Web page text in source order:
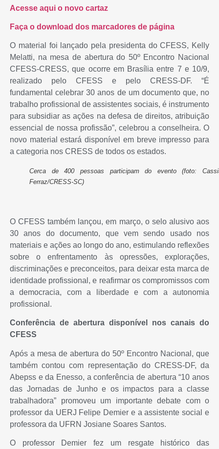
Acesse aqui o novo cartaz
Faça o download dos marcadores de página
O material foi lançado pela presidenta do CFESS, Kelly
Melatti, na mesa de abertura do 50º Encontro Nacional
CFESS-CRESS, que ocorre em Brasília entre 7 e 10/9,
realizado pelo CFESS e pelo CRESS-DF. “É
fundamental celebrar 30 anos de um documento que, no
trabalho profissional de assistentes sociais, é instrumento
para subsidiar as ações na defesa de direitos, atribuição
essencial de nossa profissão”, celebrou a conselheira. O
novo material estará disponível em breve impresso para
a categoria nos CRESS de todos os estados.
Cerca de 400 pessoas participam do evento (foto:
Ferraz/CRESS-SC)
O CFESS também lançou, em março, o selo alusivo aos
30 anos do documento, que vem sendo usado nos
materiais e ações ao longo do ano, estimulando reflexões
sobre o enfrentamento às opressões, explorações,
discriminações e preconceitos, para deixar esta marca de
identidade profissional, e reafirmar os compromissos com
a democracia, com a liberdade e com a autonomia
profissional.
Conferência de abertura disponível nos canais do
CFESS
Após a mesa de abertura do 50º Encontro Nacional, que
também contou com representação do CRESS-DF, da
Abepss e da Enesso, a conferência de abertura “10 anos
das Jornadas de Junho e os impactos para a classe
trabalhadora” promoveu um importante debate com o
professor da UERJ Felipe Demier e a assistente social e
professora da UFRN Josiane Soares Santos.
O professor Demier fez um resgate histórico das